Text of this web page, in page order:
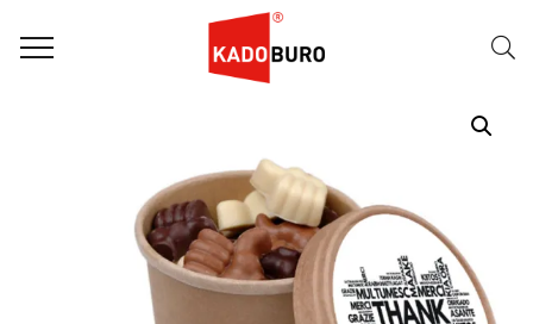
Home Dag van de Zorg Like Duim chocolaatjes